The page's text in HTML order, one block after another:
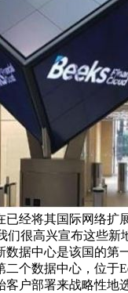
经将其国际网络扩
们很高兴宣布这些
据中心是该国的第
个数据中心，位于
户部署来战略性地